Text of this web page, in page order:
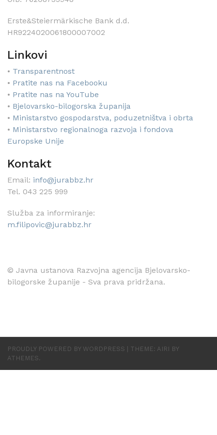
Erste&Steiermärkische Bank d.d.
HR9224020061800007002
Linkovi
• Transparentnost
• Pratite nas na Facebooku
• Pratite nas na YouTube
• Bjelovarsko-bilogorska županija
• Ministarstvo gospodarstva, poduzetništva i obrta
• Ministarstvo regionalnoga razvoja i fondova
Europske Unije
Kontakt
Email: info@jurabbz.hr
Tel. 043 225 999
Služba za informiranje:
m.filipovic@jurabbz.hr
© Javna ustanova Razvojna agencija Bjelovarsko-
bilogorske županije - Sva prava pridržana.
PROUDLY POWERED BY WORDPRESS THEME: AIRI BY
ATHEMES.